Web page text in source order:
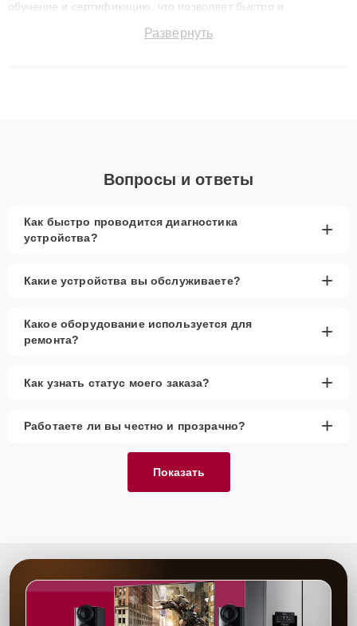
обучение и сертификацию, что позволяет быстро и
сохранением гарантии до 3 лет. Наши мастера решают
Развернуть
Вопросы и ответы
Как быстро проводится диагностика
устройства?
+
Какие устройства вы обслуживаете? +
Какое оборудование используется для
ремонта?
+
Как узнать статус моего заказа? +
Работаете ли вы честно и прозрачно? +
Показать